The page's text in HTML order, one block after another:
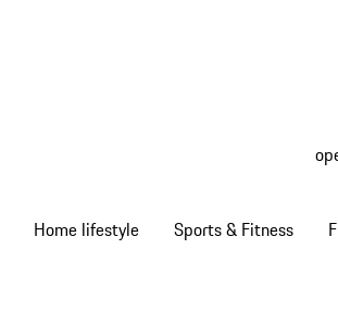
Home lifestyle Sports & Fitness